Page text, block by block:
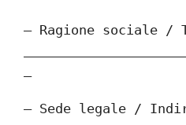
– Ragione sociale /
– Sede legale /